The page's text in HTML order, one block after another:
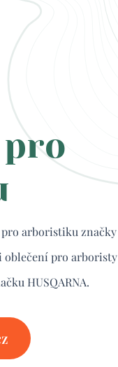
pro arboristiku značky
oblečení pro arboristy
HUSQARNA.